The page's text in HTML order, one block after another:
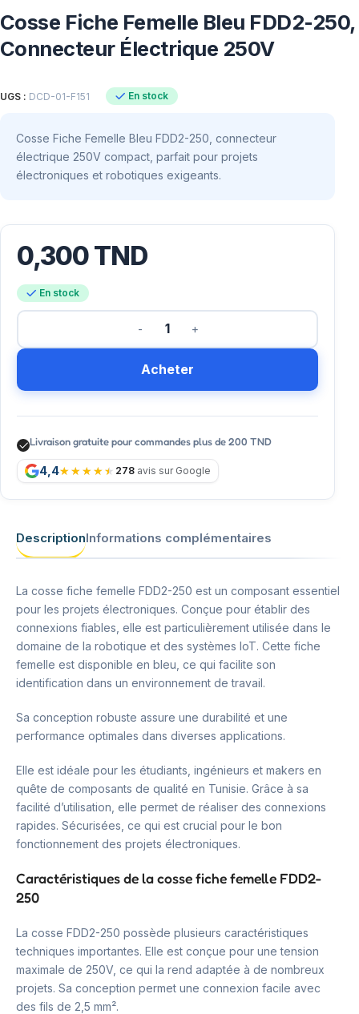
Cosse Fiche Femelle Bleu FDD2-250,
Connecteur Électrique 250V
UGS : DCD-01-F151 En stock
Cosse Fiche Femelle Bleu FDD2-250, connecteur
électrique 250V compact, parfait pour projets
électroniques et robotiques exigeants.
0,300TND
En stock
Acheter
Livraison gratuite pour commandes plus de 200 TND
4,4 278 avis sur Google
DescriptionInformations complémentaires
La cosse fiche femelle FDD2-250 est un composant essentiel
pour les projets électroniques. Conçue pour établir des
connexions fiables, elle est particulièrement utilisée dans le
domaine de la robotique et des systèmes IoT. Cette fiche
femelle est disponible en bleu, ce qui facilite son
identification dans un environnement de travail.
Sa conception robuste assure une durabilité et une
performance optimales dans diverses applications.
Elle est idéale pour les étudiants, ingénieurs et makers en
quête de composants de qualité en Tunisie. Grâce à sa
facilité d’utilisation, elle permet de réaliser des connexions
rapides. Sécurisées, ce qui est crucial pour le bon
fonctionnement des projets électroniques.
Caractéristiques de la cosse fiche femelle FDD2-
250
La cosse FDD2-250 possède plusieurs caractéristiques
techniques importantes. Elle est conçue pour une tension
maximale de 250V, ce qui la rend adaptée à de nombreux
projets. Sa conception permet une connexion facile avec
des fils de 2,5 mm².